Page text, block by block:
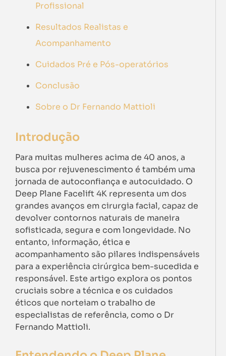
Profissional
Resultados Realistas e
Acompanhamento
Cuidados Pré e Pós-operatórios
Conclusão
Sobre o Dr Fernando Mattioli
Introdução
Para muitas mulheres acima de 40 anos, a
busca por rejuvenescimento é também uma
jornada de autoconfiança e autocuidado. O
Deep Plane Facelift 4K representa um dos
grandes avanços em cirurgia facial, capaz de
devolver contornos naturais de maneira
sofisticada, segura e com longevidade. No
entanto, informação, ética e
acompanhamento são pilares indispensáveis
para a experiência cirúrgica bem-sucedida e
responsável. Este artigo explora os pontos
cruciais sobre a técnica e os cuidados
éticos que norteiam o trabalho de
especialistas de referência, como o Dr
Fernando Mattioli.